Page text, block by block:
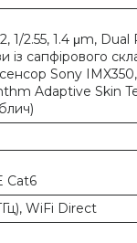
1/2.55, 1.4 μm,
із сапфірового
Sony
Adaptive Skin
Сat6
WiFi Direct